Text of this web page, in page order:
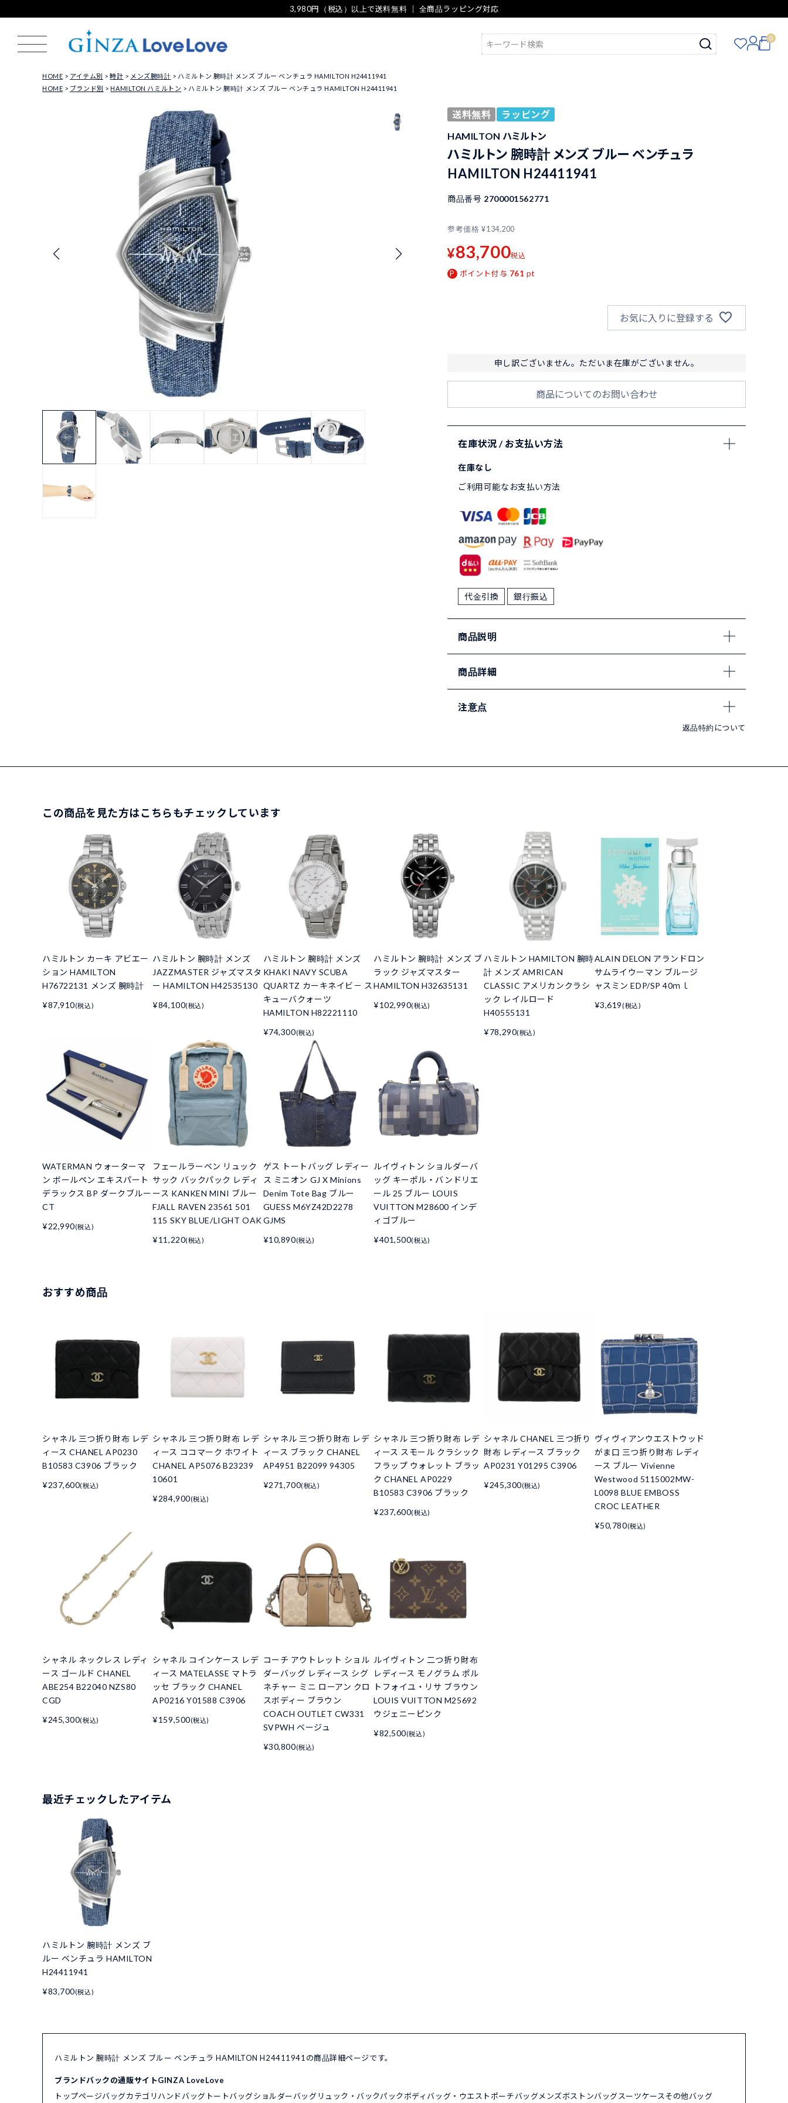
3,980円（税込）以上で送料無料 ｜ 全商品ラッピング対応
0
HOME アイテム別 時計 メンズ腕時計
ハミルトン 腕時計 メンズ ブルー ベンチュラ HAMILTON H24411941
HOME
ブランド別 HAMILTON ハミルトン ハミルトン 腕時計 メンズ ブルー ベンチュラ HAMILTON H24411941
送料無料
ラッピング
HAMILTON ハミルトン
ハミルトン 腕時計 メンズ ブルー ベンチュラ
HAMILTON H24411941
商品番号 2700001562771
参考価格 ¥134,200
¥83,700税込
ポイント付与 761 pt
お気に入りに登録する
申し訳ございません。ただいま在庫がございません。
商品についてのお問い合わせ
在庫状況 / お支払い方法
在庫なし
ご利用可能なお支払い方法
代金引換 銀行振込
商品説明
商品詳細
注意点
返品特約について
この商品を見た方はこちらもチェックしています
ハミルトン カーキ アビエー
ション HAMILTON
H76722131 メンズ 腕時計
¥87,910(税込)
ハミルトン 腕時計 メンズ
JAZZMASTER ジャズマスタ
ー HAMILTON H42535130
¥84,100(税込)
ハミルトン 腕時計 メンズ
KHAKI NAVY SCUBA
QUARTZ カーキネイビ－ ス
キューバクォーツ
HAMILTON H82221110
¥74,300(税込)
ハミルトン 腕時計 メンズ ブ
ラック ジャズマスター
HAMILTON H32635131
¥102,990(税込)
ハミルトン HAMILTON 腕時
計 メンズ AMRICAN
CLASSIC アメリカンクラシ
ック レイルロード
H40555131
¥78,290(税込)
ALAIN DELON アランドロン
サムライウーマン ブルージ
ャスミン EDP/SP 40ｍｌ
¥3,619 (税込)
WATERMAN ウォーターマ
ン ボールペン エキスパート
デラックス BP ダークブルー
CT
¥22,990(税込)
フェールラーベン リュック
サック バックパック レディ
ース KANKEN MINI ブルー
FJALL RAVEN 23561 501
115 SKY BLUE/LIGHT OAK
¥11,220(税込)
ゲス トートバッグ レディー
ス ミニオン GJ X Minions
Denim Tote Bag ブルー
GUESS M6YZ42D2278
GJMS
¥10,890(税込)
ルイヴィトン ショルダーバ
ッグ キーポル・バンドリエ
ール 25 ブルー LOUIS
VUITTON M28600 インデ
ィゴブルー
¥401,500(税込)
おすすめ商品
シャネル 三つ折り財布 レデ
ィース CHANEL AP0230
B10583 C3906 ブラック
¥237,600(税込)
シャネル 三つ折り財布 レデ
ィース ココマーク ホワイト
CHANEL AP5076 B23239
10601
¥284,900(税込)
シャネル 三つ折り財布 レデ
ィース ブラック CHANEL
AP4951 B22099 94305
¥271,700(税込)
シャネル 三つ折り財布 レデ
ィース スモール クラシック
フラップ ウォレット ブラッ
ク CHANEL AP0229
B10583 C3906 ブラック
¥237,600(税込)
シャネル CHANEL 三つ折り
財布 レディース ブラック
AP0231 Y01295 C3906
¥245,300(税込)
ヴィヴィアンウエストウッド
がま口 三つ折り財布 レディ
ース ブルー Vivienne
Westwood 5115002MW-
L0098 BLUE EMBOSS
CROC LEATHER
¥50,780(税込)
シャネル ネックレス レディ
ース ゴールド CHANEL
ABE254 B22040 NZS80
CGD
¥245,300(税込)
シャネル コインケース レデ
ィース MATELASSE マトラ
ッセ ブラック CHANEL
AP0216 Y01588 C3906
¥159,500(税込)
コーチ アウトレット ショル
ダーバッグ レディース シグ
ネチャー ミニ ローアン クロ
スボディー ブラウン
COACH OUTLET CW331
SVPWH ベージュ
¥30,800(税込)
ルイヴィトン 二つ折り財布
レディース モノグラム ポル
トフォイユ・リサ ブラウン
LOUIS VUITTON M25692
ウジェニーピンク
¥82,500(税込)
最近チェックしたアイテム
ハミルトン 腕時計 メンズ ブ
ルー ベンチュラ HAMILTON
H24411941
¥83,700(税込)
ハミルトン 腕時計 メンズ ブルー ベンチュラ HAMILTON H24411941の商品詳細ページです。
ブランドバックの通販サイトGINZA LoveLove
トップページバッグカテゴリ ハンドバッグ トートバッグショルダーバッグリュック・バックパックボディバッグ・ウエストポーチバッグメンズボストンバッグスーツケースその他バッグ